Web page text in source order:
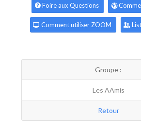
Foire aux Questions
Comment utiliser ZOOM
Groupe :
Les AAmis
Retour